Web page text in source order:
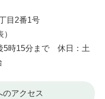
目2番1号
5時15分まで 休日：土
のアクセス